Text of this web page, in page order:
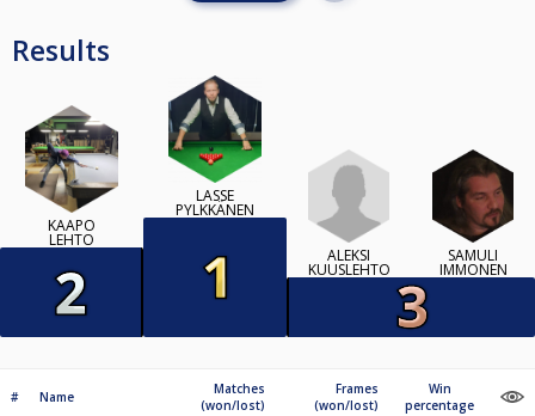
Results
KAAPO
LEHTO
LASSE
PYLKKÄNEN
ALEKSI
KUUSLEHTO
SAMULI
IMMONEN
# Name
Matches
(won/lost)
Frames
(won/lost)
Win
percentage